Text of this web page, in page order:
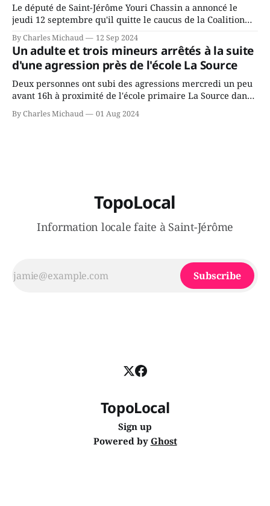
Le député de Saint-Jérôme Youri Chassin a annoncé le
jeudi 12 septembre qu'il quitte le caucus de la Coalition
Avenir Québec de François Legault parce qu'il est déçu du
gouvernement de la CAQ, surtout de son incapacité, qu'il
juge chronique, à offrir des
By Charles Michaud 12 Sep 2024
Un adulte et trois mineurs arrêtés à la suite
d'une agression près de l'école La Source
Deux personnes ont subi des agressions mercredi un peu
avant 16h à proximité de l'école primaire La Source dans
le secteur Bellefeuille de Saint-Jérôme. L'une de deux
victimes aurait été écrasée sous un véhicule et aspergée
By Charles Michaud 01 Aug 2024
TopoLocal
Information locale faite à Saint-Jérôme
Subscribe
TopoLocal
Sign up
Powered by Ghost